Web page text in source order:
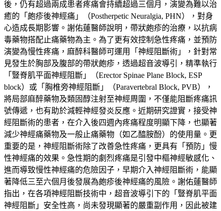
後，仍有超過兩成患者疼痛會持續超過三個月，演變為難以治
癒的「皰疹後神經痛」（Postherpetic Neuralgia, PHN），對身
心造成長期影響。謝佑蓮醫師說明，帶狀皰疹的治療，以抗病
毒藥物搭配止痛藥物為主。為了更有效控制急性疼痛，並預防
演變為慢性疼痛，麻醉科醫師可運用「神經阻斷術」，針對常
見發生於胸部及腹部的帶狀皰疹，透過超音波導引，精準執行
「豎脊肌平面神經阻斷」（Erector Spinae Plane Block, ESP
block）或「胸椎旁神經阻斷」（Paravertebral Block, PVB），
將局部麻醉藥物及類固醇注射至神經周圍，不僅能阻斷疼痛訊
號傳遞，也有助於減輕神經發炎反應。近期研究證實，接受神
經阻斷術的患者，在介入後四週內疼痛程度明顯下降，也顯著
減少神經痛藥物及一般止痛藥物（如乙醯胺酚）的使用量。更
重要的是，神經阻斷術除了改善急性疼痛，更具有「預防」慢
性神經痛的效果。急性期的劇烈疼痛是引發中樞神經敏感化、
進而導致慢性神經痛的危險因子，早期介入神經阻斷術，能顯
著降低三至六個月後發展為皰疹後神經痛的風險。謝佑蓮醫師
指出，在各項神經阻斷技術中，超音波導引下的「豎脊肌平面
神經阻斷」安全性高，尚未發現顯著的嚴重副作用，因此被建